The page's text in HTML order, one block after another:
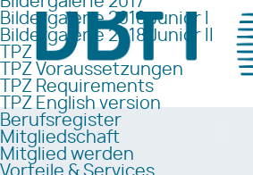
Bildergalerie 2018 Junior I
Bildergalerie 2018 Junior II
TPZ
TPZ Voraussetzungen
TPZ Requirements
TPZ English version
Berufsregister
Mitgliedschaft
Mitglied werden